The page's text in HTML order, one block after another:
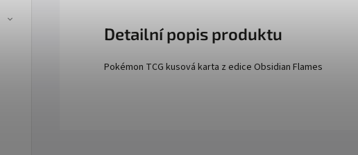
Detailní popis produktu
Pokémon TCG kusová karta z edice Obsidian Flames